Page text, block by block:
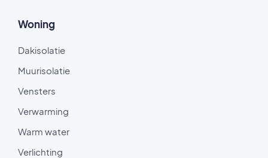
Woning
Dakisolatie
Muurisolatie
Vensters
Verwarming
Warm water
Verlichting